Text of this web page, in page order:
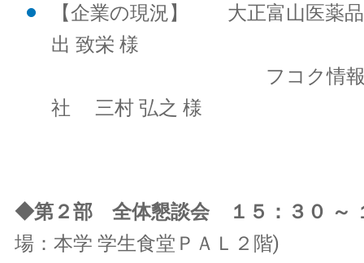
【企業の現況】 大正富山医
出 致栄 様
フコク情報シス
社 三村 弘之 様
◆第２部 全体懇談会 １５：３０ ～
場：本学 学生食堂ＰＡＬ２階)